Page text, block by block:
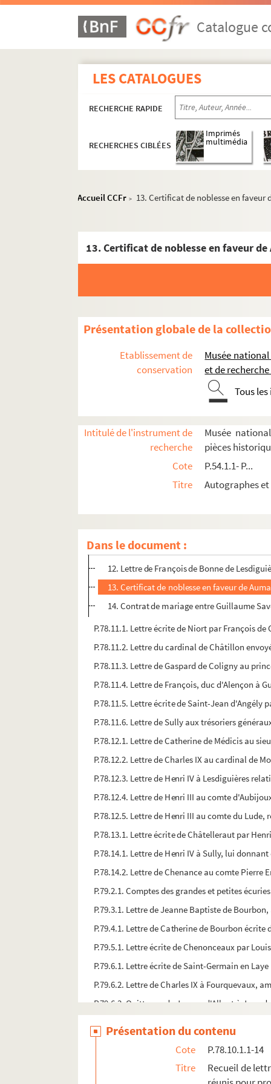
Catalogue
LES CATALOGUES
RECHERCHE RAPIDE
RECHERCHES CIBLÉES
Imprimés
multimédia
Accueil CCFr > 13. Certificat de noblesse en faveur
Présentation globale de la
Etablissement de
conservation
Musée
et de
Tous
Intitulé de l'instrument de
recherche
Musée
pièces
Cote
P.54.1.1- P...
Titre
Autographes
Dans le document :
P.78.1.1-7. Lettres reçues par André de
P.78.1.8-11. Lettres d'Henri IV à Henri de
P.78.3.1-7. Lettres reçues par André de
P.78.3.8-15. Lettres du roi Henri IV à Henri
P.78.4.1. Lettre, écrite de Paigny par Philippe
P.78.4.2. Lettre d'Amaury Bouchard écrite de
P.78.4.3. Lettre de Henri III à François de
P.78.4.4. Lettre de Henri IV annonçant à sa
P.78.5.1. Lettre de Henri de Bourbon, prince
P.78.5.2. Sauvegarde accordée par Henri IV
P.78.8.1. Lettre de Henri IV à Antoine de
P.78.10.1.1-14. Recueil de lettres et de
1. Testament de feu noble Pierre de
2. Codicille au testament de Pierre de
3. L'instruction donnée par le duc de
4. Réponse d'Henri de Navarre à
5. Lettre de Montmorency au duc de
6. Lettre de Montmorency au duc de
8. Lettre de Charles Emmanuel de Savoie
9. Lettre de François de Bonne de
10. Lettre de François de Bonne de
11. Lettre de François de Bonne de
12. Lettre de François de Bonne de
13. Certificat de noblesse en faveur de
14. Contrat de mariage entre Guillaume
P.78.11.1. Lettre écrite de Niort par François
P.78.11.2. Lettre du cardinal de Châtillon
P.78.11.3. Lettre de Gaspard de Coligny au
P.78.11.4. Lettre de François, duc d'Alençon
P.78.11.5. Lettre écrite de Saint-Jean
P.78.11.6. Lettre de Sully aux trésoriers
P.78.12.1. Lettre de Catherine de Médicis au
P.78.12.2. Lettre de Charles IX au cardinal de
P.78.12.3. Lettre de Henri IV à Lesdiguières
P.78.12.4. Lettre de Henri III au comte
P.78.12.5. Lettre de Henri III au comte du
P.78.13.1. Lettre écrite de Châtelleraut par
P.78.14.1. Lettre de Henri IV à Sully, lui
P.78.14.2. Lettre de Chenance au comte
P.79.2.1. Comptes des grandes et petites
P.79.3.1. Lettre de Jeanne Baptiste de
P.79.4.1. Lettre de Catherine de Bourbon
P.79.5.1. Lettre écrite de Chenonceaux par
P.79.6.1. Lettre écrite de Saint-Germain en
P.79.6.2. Lettre de Charles IX à Fourquevaux,
P.79.6.3. Quittance de Jeanne d'Albret à Jean
P.79.7.1. Lettre de Christophe de Thou à
P.79.11.2. Minutes de deux lettres de Guy
Présentation du contenu
Cote
P.78.10.1.1-14
Titre
Recueil de